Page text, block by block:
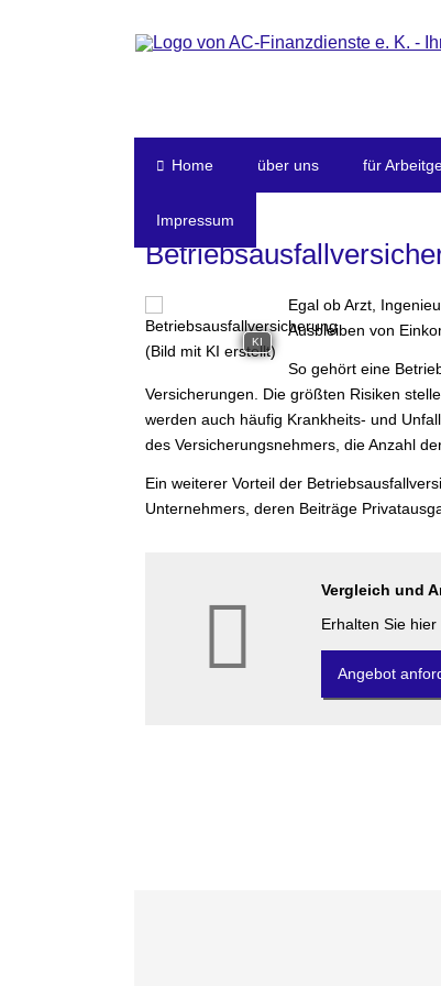
Home über uns für
Impressum
KI
Egal ob Arzt,
Ausbleiben von
So gehört eine
Versicherungen. Die größten Risiken
werden auch häufig Krankheits- und
des Versicherungsnehmers, die Anzahl
Ein weiterer Vorteil der
Unternehmers, deren Beiträge
Vergleich und
Erhalten Sie
An­ge­bot